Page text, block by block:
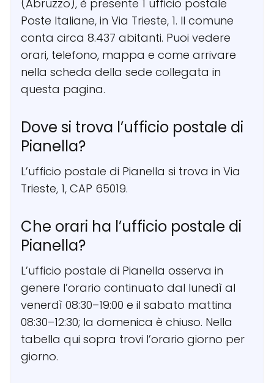
(Abruzzo), è presente 1 ufficio postale
Poste Italiane, in Via Trieste, 1. Il comune
conta circa 8.437 abitanti. Puoi vedere
orari, telefono, mappa e come arrivare
nella scheda della sede collegata in
questa pagina.
Dove si trova l’ufficio postale di
Pianella?
L’ufficio postale di Pianella si trova in Via
Trieste, 1, CAP 65019.
Che orari ha l’ufficio postale di
Pianella?
L’ufficio postale di Pianella osserva in
genere l’orario continuato dal lunedì al
venerdì 08:30–19:00 e il sabato mattina
08:30–12:30; la domenica è chiuso. Nella
tabella qui sopra trovi l’orario giorno per
giorno.